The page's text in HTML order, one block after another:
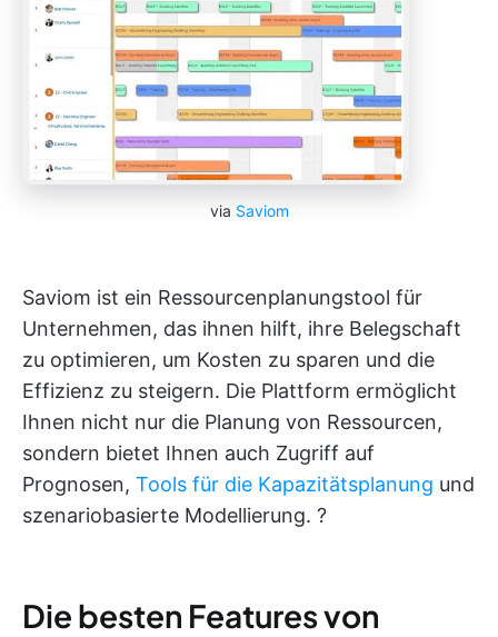
via Saviom
Saviom ist ein Ressourcenplanungstool für
Unternehmen, das ihnen hilft, ihre Belegschaft
zu optimieren, um Kosten zu sparen und die
Effizienz zu steigern. Die Plattform ermöglicht
Ihnen nicht nur die Planung von Ressourcen,
sondern bietet Ihnen auch Zugriff auf
Prognosen, Tools für die Kapazitätsplanung und
szenariobasierte Modellierung. ?
Die besten Features von